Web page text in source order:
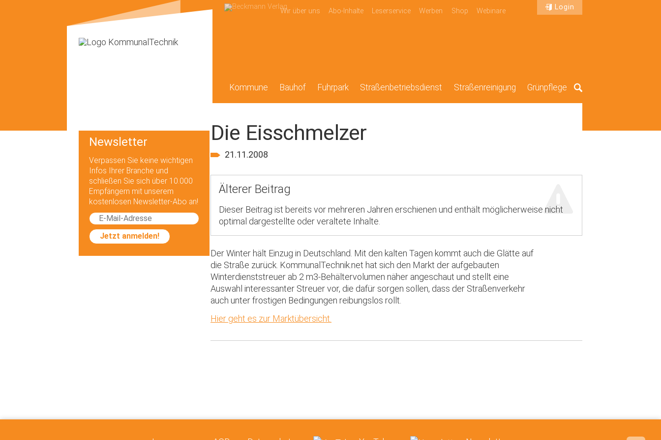
Wir über uns Abo-Inhalte Leserservice Werben Shop Webinare Login
Kommune Bauhof Fuhrpark Straßenbetriebsdienst Straßenreinigung Grünpflege Suche
Die Eisschmelzer
21.11.2008
Älterer Beitrag
Dieser Beitrag ist bereits vor mehreren Jahren erschienen und enthält möglicherweise nicht
optimal dargestellte oder veraltete Inhalte.
Der Winter hält Einzug in Deutschland. Mit den kalten Tagen kommt auch die Glätte auf
die Straße zurück. KommunalTechnik.net hat sich den Markt der aufgebauten
Winterdienststreuer ab 2 m3-Behältervolumen näher angeschaut und stellt eine
Auswahl interessanter Streuer vor, die dafür sorgen sollen, dass der Straßenverkehr
auch unter frostigen Bedingungen reibungslos rollt.
Hier geht es zur Marktübersicht.
Newsletter
Verpassen Sie keine wichtigen
Infos Ihrer Branche und
schließen Sie sich über 10.000
Empfängern mit unserem
kostenlosen Newsletter-Abo an!
Jetzt anmelden!